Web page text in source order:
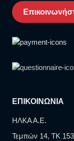
Υποδοχή
ΕΠΙΚΟΙΝΩΝΙΑ
ΗΛΚΑ Α.Ε.
Τεμπών 14, TK